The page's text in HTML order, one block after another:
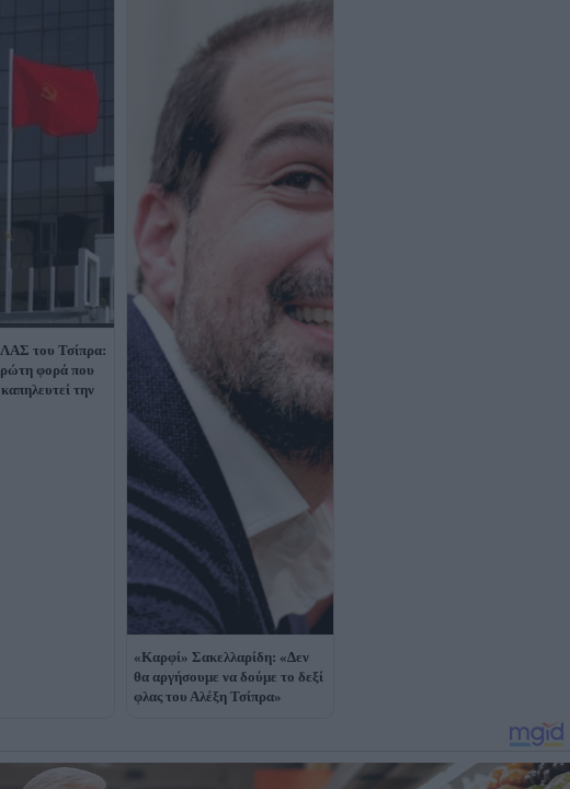
του Τσίπρα:
φορά που
την
«Καρφί» Σακελλαρίδη: «Δεν
θα αργήσουμε να δούμε το δεξί
φλας του Αλέξη Τσίπρα»